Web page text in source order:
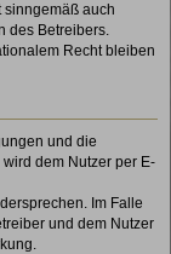
sinngemäß auch
des Betreibers.
Recht bleiben
und die
dem Nutzer per E-
Im Falle
und dem Nutzer